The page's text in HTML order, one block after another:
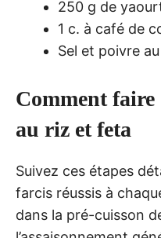
250 g de
1 c. à café de
Sel et poivre
Comment
au riz et feta
Suivez ces étapes
farcis réussis à
dans la pré-cuisson